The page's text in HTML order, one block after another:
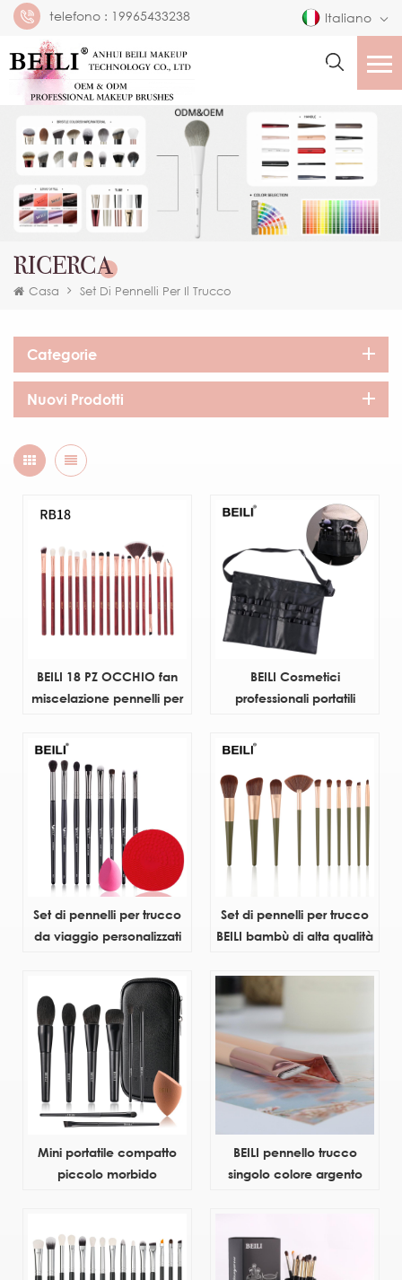
telefono : 19965433238 Italiano
RICERCA
Casa Set Di Pennelli Per Il Trucco
Categorie
Nuovi Prodotti
BEILI 18 PZ OCCHIO fan
miscelazione pennelli per
sopracciglio fodera ciglia
pinceau de maquillage
capelli naturali
professionale all'ingrosso
Top Factory
BEILI Cosmetici
professionali portatili
Logo personalizzato Borsa
Borsa da cintura con
cordino pieghevole
Set di pennelli per trucco
da viaggio personalizzati
brochas de maquillaj
professionale con angoli
di fusione e borsa per
bambini di lusso
Set di pennelli per trucco
BEILI bambù di alta qualità
di spille per maquillaje
professionale all'ingrosso
Mini portatile compatto
piccolo morbido
viaggio con borsa kit
campione dedicato basso
BEILI pennello trucco
singolo colore argento
pennello trucco manico in
legno